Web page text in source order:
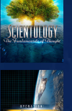
SERIEN
TITTA